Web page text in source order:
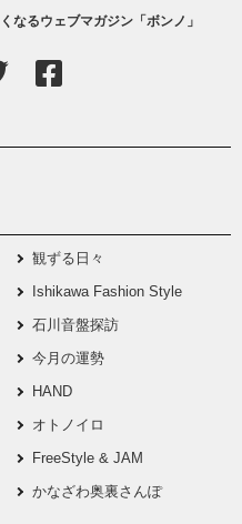
なるウェブマガジン「ボンノ」
観ずる日々
Ishikawa Fashion Style
石川音盤探訪
今月の運勢
HAND
オトノイロ
FreeStyle & JAM
かなざわ奥裏さんぽ